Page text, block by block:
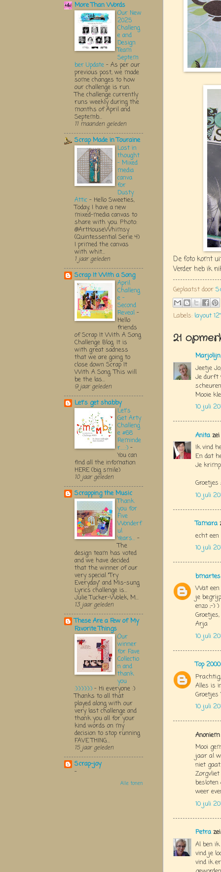
De foto komt
Verder heb ik
Geplaatst door
Labels: layout
21
Jeetje
Je durft
Mooie
10 juli
Anita zei
Ik vind
En dat
Je
Groetjes
10 juli
Tamara
echt
10 juli
bmartes
Wat
je
enzo ;-)
Groetjes,
Arja
10 juli
Top
Alles is
Groetjes
10 juli
Mooi
jaar al
niet
weer
10 juli
Petra zei
Al ben
vind je
vind ik
More Than Words
Our New
2025
Challeng
e and
Design
Team
Septem
ber Update - As per our
previous post, we made
some changes to how
our challenge is run.
The challenge currently
runs weekly during the
months of April and
Septemb...
11 maanden geleden
Scrap Made in Touraine
Lost in
thought
- Mixed
media
canva
for
Dusty
Attic - Hello Sweeties,
Today, I have a new
mixed-media canvas to
share with you. Photo:
@ArtHouseWhimsy
(Quintessential Serie 4)
I primed the canvas
with whit...
1 jaar geleden
Scrap It With a Song
April
Challeng
e -
Second
Reveal -
Hello
friends
of Scrap It With A Song
Challenge Blog. It is
with great sadness
that we are going to
close down Scrap It
With A Song. This will
be the las...
9 jaar geleden
Let's get shabby
Let's
Get Arty
Challeng
e #68
Reminde
r.....:) -
You can
find all the infomation
HERE (big smile)
10 jaar geleden
Scrapping the Music
Thank
you for
Five
Wonderf
ul
Years... -
The
design team has voted
and we have decided
that the winner of our
very special "Try
Everyday" and Mis-sung
Lyrics challenge is...
Julie Tucker-Wolek, M...
13 jaar geleden
These Are a Few of My
Favorite Things
Our
winner
for Fave
Collectio
n and
thank
you
:):):):):):) - Hi everyone :)
Thanks to all that
played along with our
very last challenge and
thank you all for your
kind words on my
decision to stop running
FAVE THING...
15 jaar geleden
Scrap-joy
-
Alle tonen